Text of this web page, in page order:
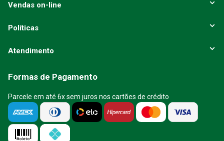
Vendas on-line
Políticas
Atendimento
Formas de Pagamento
Parcele em até 6x sem juros nos cartões de crédito